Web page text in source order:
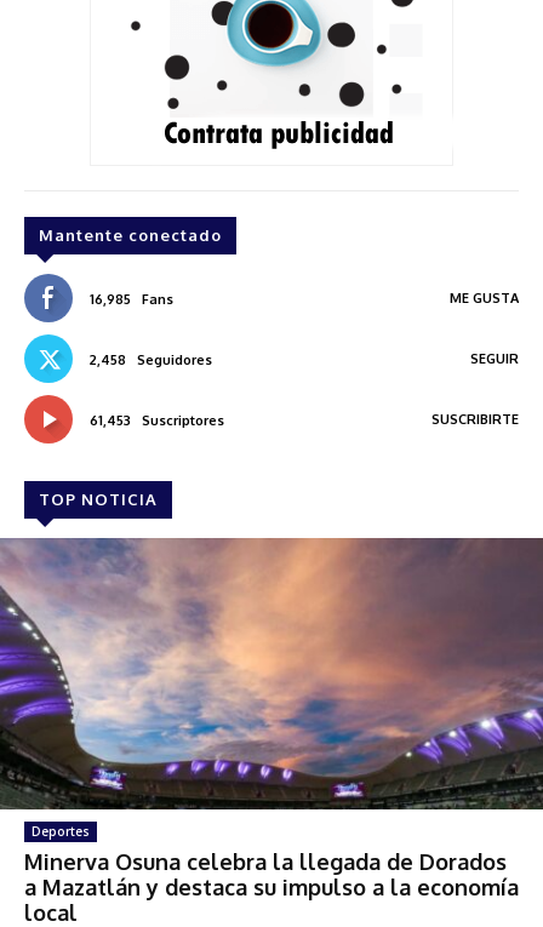
Mantente conectado
16,985 Fans ME GUSTA
2,458 Seguidores SEGUIR
61,453 Suscriptores SUSCRIBIRTE
TOP NOTICIA
Deportes
Minerva Osuna celebra la llegada de Dorados
a Mazatlán y destaca su impulso a la economía
local